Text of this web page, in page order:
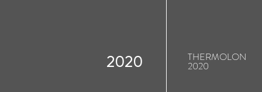
2018 BLUE
2020 THERMOLON
2020